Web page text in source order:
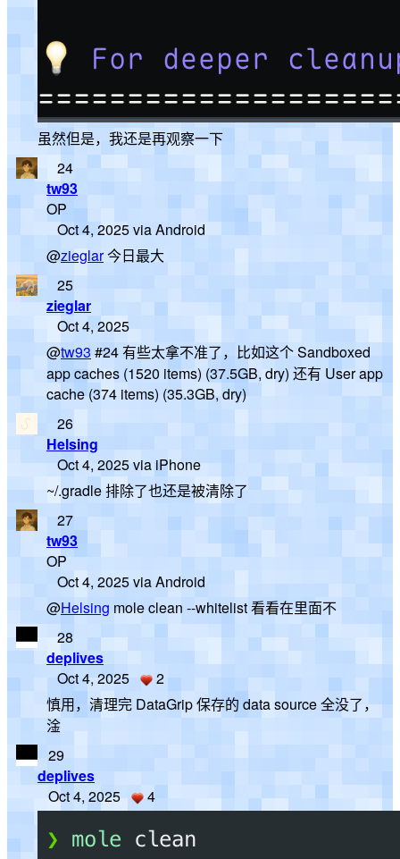
虽然但是，我还是再观察一下
24
tw93
OP
Oct 4, 2025 via Android
@zieglar今日最大
25
zieglar
Oct 4, 2025
@tw93 #24 有些太拿不准了，比如这个 Sandboxed
app caches (1520 items) (37.5GB, dry) 还有 User app
cache (374 items) (35.3GB, dry)
26
Helsing
Oct 4, 2025 via iPhone
~/.gradle 排除了也还是被清除了
27
tw93
OP
Oct 4, 2025 via Android
@Helsing mole clean --whitelist 看看在里面不
28
deplives
Oct 4, 2025
2
慎用，清理完 DataGrip 保存的 data source 全没了，
淦
29
deplives
Oct 4, 2025
4